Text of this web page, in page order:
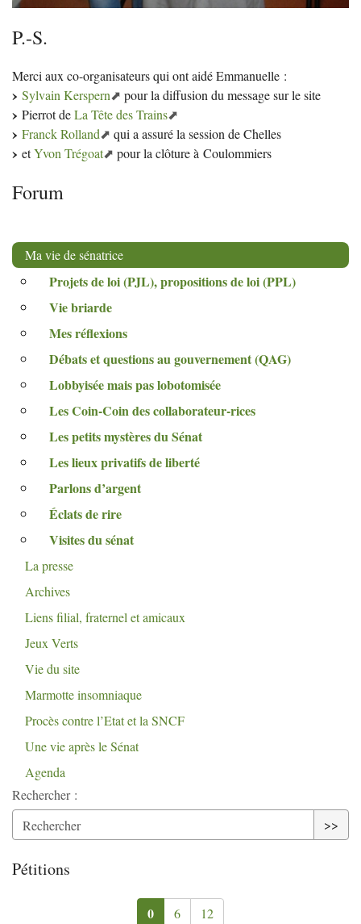
P.-S.
Merci aux co-organisateurs qui ont aidé Emmanuelle :
Sylvain Kerspern
pour la diffusion du message sur le site
Pierrot deLa Tête des Trains
Franck Rolland
qui a assuré la session de Chelles
etYvon Trégoat pour la clôture à Coulommiers
Forum
Ma vie de sénatrice
Projets de loi (PJL), propositions de loi (PPL)
Vie briarde
Mes réflexions
Débats et questions au gouvernement (QAG)
Lobbyisée mais pas lobotomisée
Les Coin-Coin des collaborateur-rices
Les petits mystères du Sénat
Les lieux privatifs de liberté
Parlons d’argent
Éclats de rire
Visites du sénat
La presse
Archives
Liens filial, fraternel et amicaux
Jeux Verts
Vie du site
Marmotte insomniaque
Procès contre l’Etat et laSNCF
Une vie après le Sénat
Agenda
Rechercher :
>>
Pétitions
0 6
12